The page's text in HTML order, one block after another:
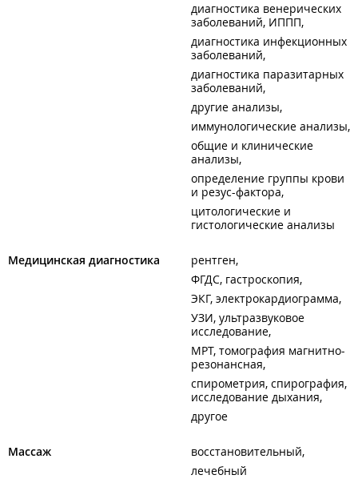
диагностика венерических
заболеваний, ИППП
диагностика инфекционных
заболеваний
диагностика паразитарных
заболеваний
другие анализы
иммунологические анализы
общие и клинические
анализы
определение группы крови
и резус-фактора
цитологические и
гистологические анализы
Медицинская диагностика
рентген
ФГДС, гастроскопия
ЭКГ, электрокардиограмма
УЗИ, ультразвуковое
исследование
МРТ, томография магнитно-
резонансная
спирометрия, спирография,
исследование дыхания
другое
Массаж
восстановительный
лечебный